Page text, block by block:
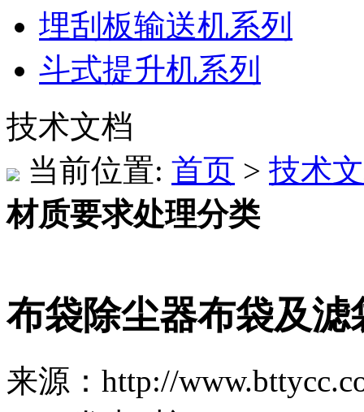
埋刮板输送机系列
斗式提升机系列
技术文档
当前位置: 首页 > 技术
材质要求处理分类
布袋除尘器布袋及
来源：http://